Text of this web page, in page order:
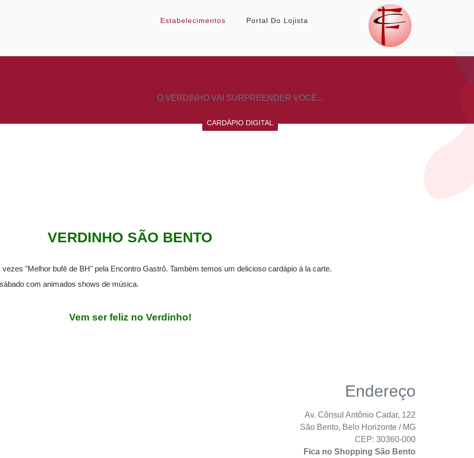
Estabelecimentos Portal Do Lojista
O VERDINHO VAI SURPREENDER VOCÊ...
CARDÁPIO DIGITAL
VERDINHO SÃO BENTO
"Melhor bufê de BH" pela Encontro Gastrô. Também temos um delicioso cardápio à la carte.
com animados shows de música.
Vem ser feliz no Verdinho!
Endereço
Av. Cônsul Antônio Cadar, 122
São Bento, Belo Horizonte / MG
CEP: 30360-000
Fica no Shopping São Bento